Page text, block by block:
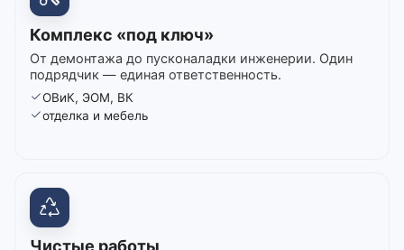
Комплекс «под ключ»
От демонтажа до пусконаладки инженерии. Один
подрядчик — единая ответственность.
ОВиК, ЭОМ, ВК
отделка и мебель
Чистые работы